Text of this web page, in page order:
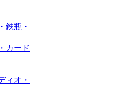
鉄瓶・
カード
ィオ・